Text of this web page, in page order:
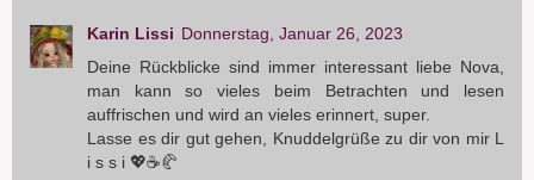
Karin Lissi Donnerstag, Januar 26, 2023
Deine Rückblicke sind immer interessant liebe Nova,
man kann so vieles beim Betrachten und lesen
auffrischen und wird an vieles erinnert, super.
Lasse es dir gut gehen, Knuddelgrüße zu dir von mir L
i s s i 💖☕🥐